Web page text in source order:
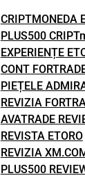
CRIPTMONEDA
PLUS500
EXPERIENȚE
CONT
PIEȚELE
REVIZIA
AVATRADE
REVISTA ETORO
REVIZIA
PLUS500